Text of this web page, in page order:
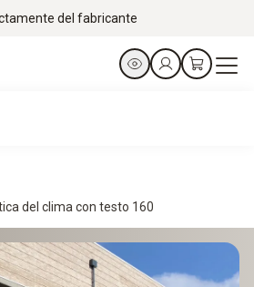
del fabricante
del clima con testo 160